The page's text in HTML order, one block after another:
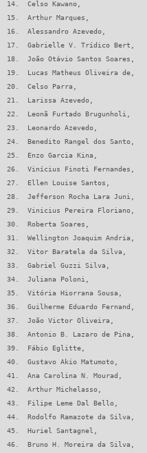
14.  Celso Kawano,
15.  Arthur Marques,
16.  Alessandro Azevedo,
17.  Gabrielle V. Trídico Bert,
18.  João Otávio Santos
19.  Lucas Matheus Oliveira
20.  Celso Parra,
21.  Larissa Azevedo,
22.  Leonã Furtado
23.  Leonardo Azevedo,
24.  Benedito Rangel dos
25.  Enzo Garcia Kina,
26.  Vinícius Finoti
27.  Ellen Louise Santos,
28.  Jefferson Rocha Lara
29.  Vinicius Pereira Floriano,
30.  Roberta Soares,
31.  Wellington Joaquim
32.  Vitor Baratela da Silva,
33.  Gabriel Guzzi Silva,
34.  Juliana Poloni,
35.  Vitória Hiorrana Sousa,
36.  Guilherme Eduardo
37.  João Victor Oliveira,
38.  Antonio B. Lazaro de
39.  Fábio Eglitte,
40.  Gustavo Akio Matumoto,
41.  Ana Carolina N. Mourad,
42.  Arthur Michelasso,
43.  Filipe Leme Dal Bello,
44.  Rodolfo Ramazote da
45.  Huriel Santagnel,
46.  Bruno H. Moreira da